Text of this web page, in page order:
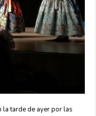
la tarde de ayer por las